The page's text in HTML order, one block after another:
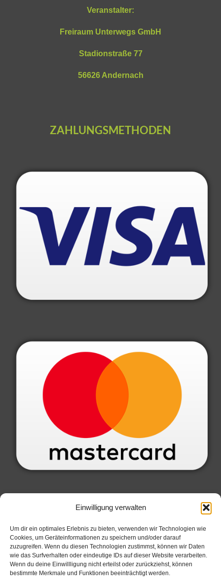
Einwilligung verwalten
Um dir ein optimales Erlebnis zu bieten, verwenden wir Technologien wie
Cookies, um Geräteinformationen zu speichern und/oder darauf
zuzugreifen. Wenn du diesen Technologien zustimmst, können wir Daten
wie das Surfverhalten oder eindeutige IDs auf dieser Website verarbeiten.
Wenn du deine Einwillligung nicht erteilst oder zurückziehst, können
bestimmte Merkmale und Funktionen beeinträchtigt werden.
Veranstalter:
Freiraum Unterwegs GmbH
Stadionstraße 77
56626 Andernach
ZAHLUNGSMETHODEN
SERVICE INFORMATIONEN
Datenschutzbelehrung
Widerrufsbelehrung
Allgemeine Geschäftsbedingungen
Zahlungsarten